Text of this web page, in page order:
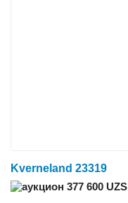
Kverneland 23319
377 600 UZS